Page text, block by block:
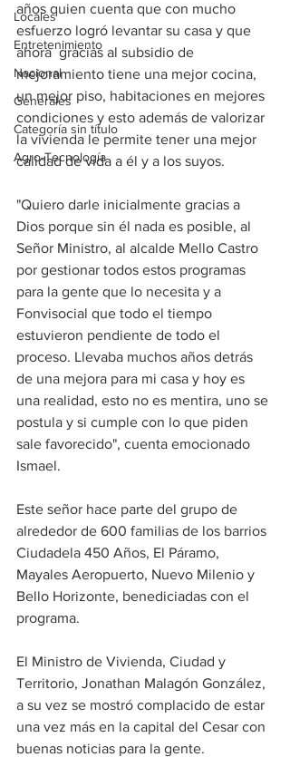
Locales
Entretenimiento
Nacional
Generales
Categoría sin título
Agro-Tecnología
años quien cuenta que con mucho
esfuerzo logró levantar su casa y que
ahora  gracias al subsidio de
mejoramiento tiene una mejor cocina,
un mejor piso, habitaciones en mejores
condiciones y esto además de valorizar
la vivienda le permite tener una mejor
calidad de vida a él y a los suyos.
"Quiero darle inicialmente gracias a
Dios porque sin él nada es posible, al
Señor Ministro, al alcalde Mello Castro
por gestionar todos estos programas
para la gente que lo necesita y a
Fonvisocial que todo el tiempo
estuvieron pendiente de todo el
proceso. Llevaba muchos años detrás
de una mejora para mi casa y hoy es
una realidad, esto no es mentira, uno se
postula y si cumple con lo que piden
sale favorecido", cuenta emocionado
Ismael.
Este señor hace parte del grupo de
alrededor de 600 familias de los barrios
Ciudadela 450 Años, El Páramo,
Mayales Aeropuerto, Nuevo Milenio y
Bello Horizonte, benediciadas con el
programa.
El Ministro de Vivienda, Ciudad y
Territorio, Jonathan Malagón González,
a su vez se mostró complacido de estar
una vez más en la capital del Cesar con
buenas noticias para la gente.